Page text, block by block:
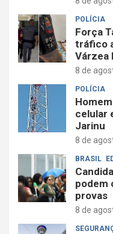
POLÍCIA
Força
tráfico
Várzea
8 de
POLÍCIA
celular
Jarinu
8 de
BRASIL
podem
provas
8 de